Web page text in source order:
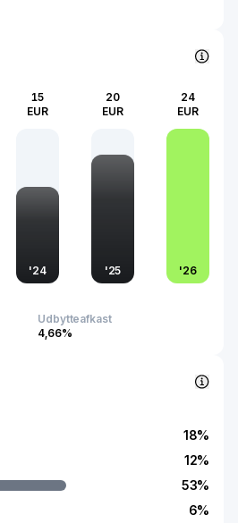
15
EUR
'24
20
EUR
'25
24
EUR
'26
Udbytteafkast
4,66%
18%
12%
53%
6%